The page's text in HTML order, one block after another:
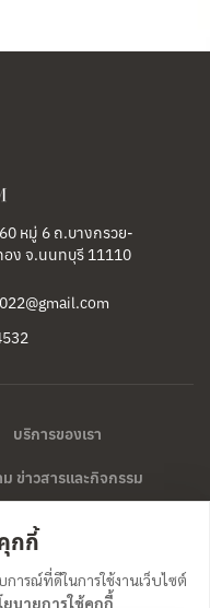
หมู่ 6 ถ.บางกรวย-
อง จ.นนทบุรี 11110
บริการของเรา
ข่าวสารและกิจกรรม
กกี้
ารณ์ที่ดีในการใช้งานเว็บไซต์
ยบายการใช้คุกกี้